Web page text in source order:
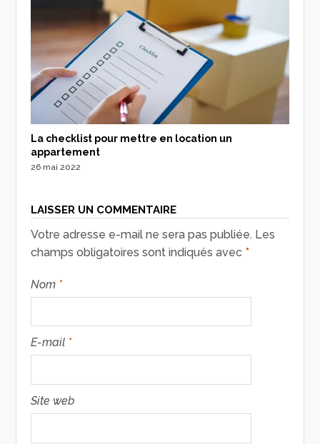
La checklist pour mettre en location un
appartement
26 mai 2022
LAISSER UN COMMENTAIRE
Votre adresse e-mail ne sera pas publiée. Les
champs obligatoires sont indiqués avec *
Nom *
E-mail *
Site web